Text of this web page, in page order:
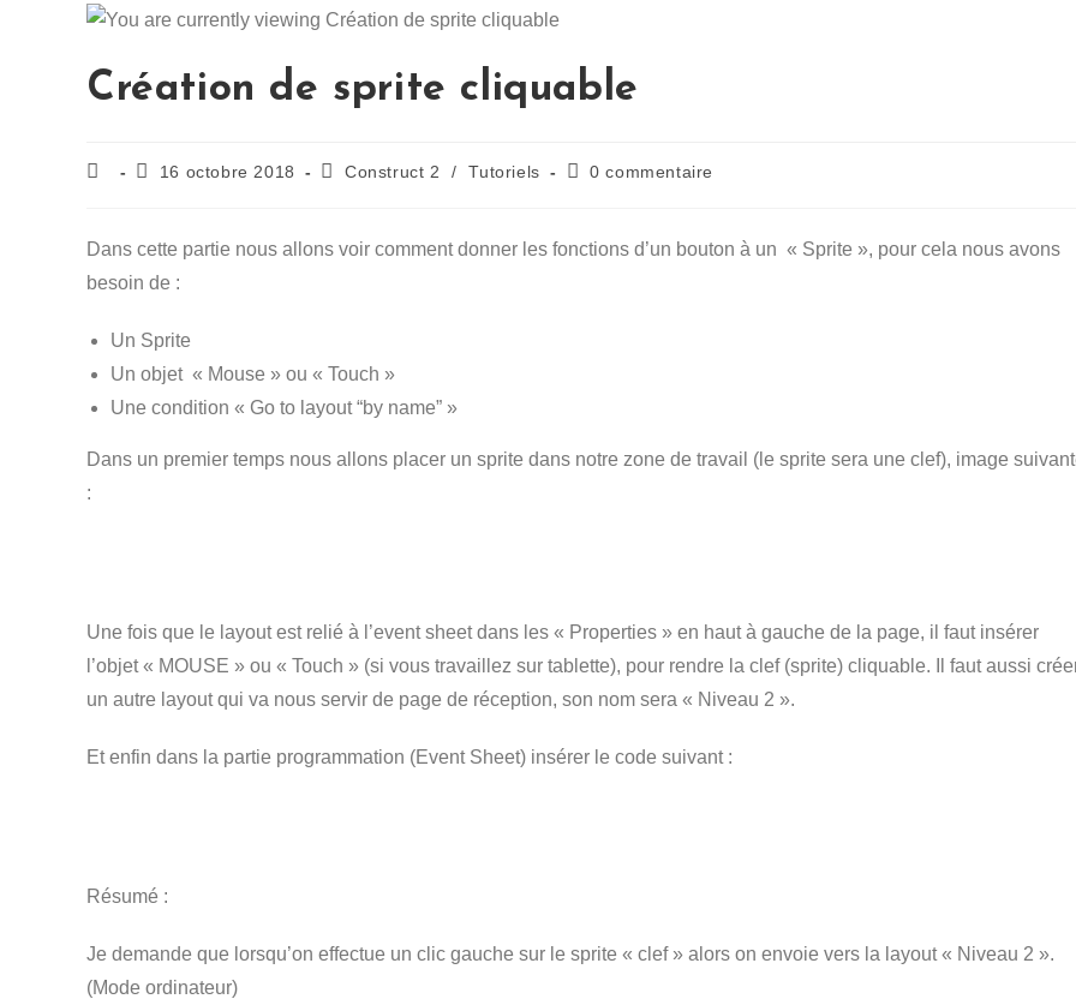
Création de sprite cliquable
16 octobre 2018 Construct 2 / Tutoriels 0 commentaire
Dans cette partie nous allons voir comment donner les fonctions d’un bouton à un « Sprite », pour cela nous avons
besoin de :
Un Sprite
Un objet « Mouse » ou « Touch »
Une condition « Go to layout “by name” »
Dans un premier temps nous allons placer un sprite dans notre zone de travail (le sprite sera une clef), image
:
Une fois que le layout est relié à l’event sheet dans les « Properties » en haut à gauche de la page, il faut insérer
l’objet « MOUSE » ou « Touch » (si vous travaillez sur tablette), pour rendre la clef (sprite) cliquable. Il faut aussi
un autre layout qui va nous servir de page de réception, son nom sera « Niveau 2 ».
Et enfin dans la partie programmation (Event Sheet) insérer le code suivant :
Résumé :
Je demande que lorsqu’on effectue un clic gauche sur le sprite « clef » alors on envoie vers la layout « Niveau 2 ».
(Mode ordinateur)